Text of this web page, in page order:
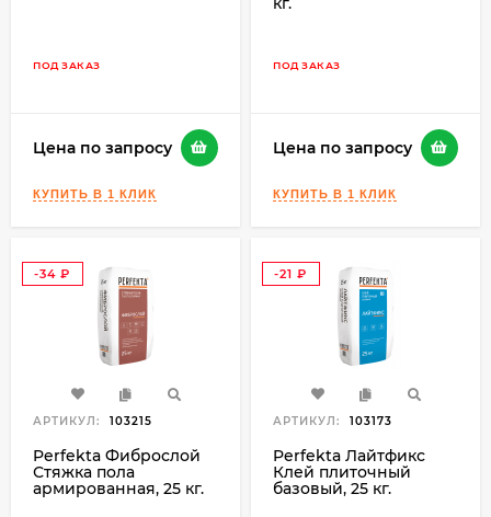
ПОД ЗАКАЗ
Цена по запросу
ПОД ЗАКАЗ
Цена по запросу
-34
АРТИКУЛ: 103215
Perfekta Фиброслой
Стяжка пола
армированная, 25 кг.
-21
АРТИКУЛ: 103173
Perfekta Лайтфикс
Клей плиточный
базовый, 25 кг.